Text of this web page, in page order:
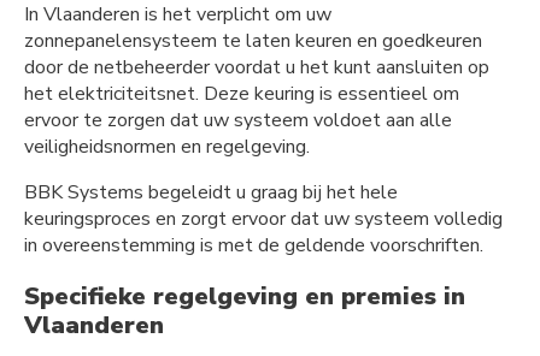
In Vlaanderen is het verplicht om uw
zonnepanelensysteem te laten keuren en goedkeuren
door de netbeheerder voordat u het kunt aansluiten op
het elektriciteitsnet. Deze keuring is essentieel om
ervoor te zorgen dat uw systeem voldoet aan alle
veiligheidsnormen en regelgeving.
BBK Systems begeleidt u graag bij het hele
keuringsproces en zorgt ervoor dat uw systeem volledig
in overeenstemming is met de geldende voorschriften.
Specifieke regelgeving en premies in
Vlaanderen